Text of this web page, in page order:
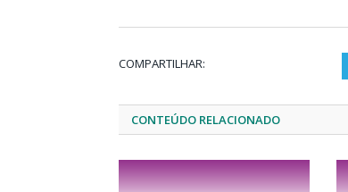
COMPARTILHAR:
CONTEÚDO RELACIONADO